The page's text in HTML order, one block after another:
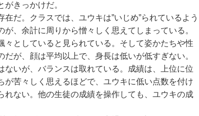
きっかけだ。
だ。クラスでは、ユウキは”いじめ”られているよう
、余計に周りから憎々しく思えてしまっている。
としていると見られている。そして姿かたちや性
が、顔は平均以上で、身長は低いが低すぎない。
ないが、バランスは取れている。成績は、上位に位
が苦々しく思えるほどで、ユウキに低い点数を付け
れない。他の生徒の成績を操作しても、ユウキの成